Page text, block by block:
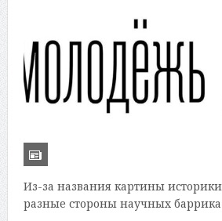
Из-за названия картины
разные стороны научных